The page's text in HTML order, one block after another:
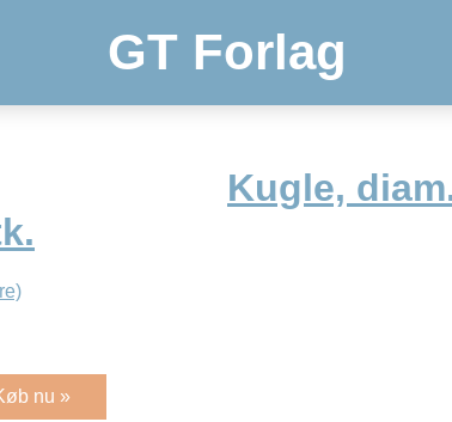
GT Forlag
Kugle,
nu »